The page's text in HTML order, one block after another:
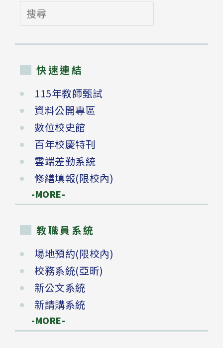
搜
尋
快速連結
115年教師甄試
資料公開專區
數位校史館
百年校慶特刊
雲端差勤系統
修繕填報(限校內)
-MORE-
教職員系統
場地預約(限校內)
校務系統(亞昕)
新公文系統
新請購系統
-MORE-